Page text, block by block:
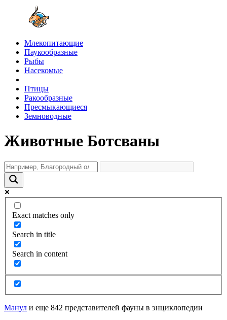
Млекопитающие
Паукообразные
Рыбы
Насекомые
Птицы
Ракообразные
Пресмыкающиеся
Земноводные
Животные Ботсваны
Exact matches only
Search in title
Search in content
Манул и еще 842 представителей фауны в энциклопедии